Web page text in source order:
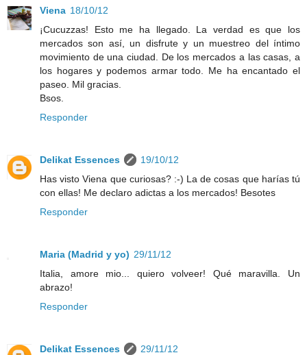
Viena 18/10/12
¡Cucuzzas! Esto me ha llegado. La verdad es que los
mercados son así, un disfrute y un muestreo del íntimo
movimiento de una ciudad. De los mercados a las casas, a
los hogares y podemos armar todo. Me ha encantado el
paseo. Mil gracias.
Bsos.
Responder
Delikat Essences
19/10/12
Has visto Viena que curiosas? :-) La de cosas que harías tú
con ellas! Me declaro adictas a los mercados! Besotes
Responder
Maria (Madrid y yo) 29/11/12
Italia, amore mio... quiero volveer! Qué maravilla. Un
abrazo!
Responder
Delikat Essences
29/11/12